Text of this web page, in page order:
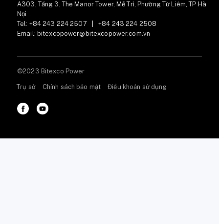
A303, Tầng 3, The Manor Tower, Mễ Trì, Phường Từ Liêm, TP Hà
Nội
Tel: +84 243 224 2507
+84 243 224 2508
Email: bitexcopower@bitexcopower.com.vn
©2023 Bitexco Power
Trụ sở Chính sách bảo mật Điều khoản sử dụng